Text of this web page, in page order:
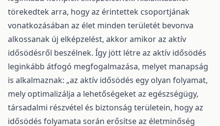
törekedtek arra, hogy az érintettek csoportjának
vonatkozásában az élet minden területét bevonva
alkossanak új elképzelést, akkor amikor az aktív
idősödésről beszélnek. Így jött létre az aktív idősödés
leginkább átfogó megfogalmazása, melyet manapság
is alkalmaznak: „az aktív idősödés egy olyan folyamat,
mely optimalizálja a lehetőségeket az egészségügy,
társadalmi részvétel és biztonság területein, hogy az
idősödés folyamata során erősítse az életminőség